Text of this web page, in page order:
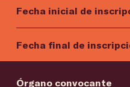
Fecha inicial de
Fecha final de
Órgano convocante